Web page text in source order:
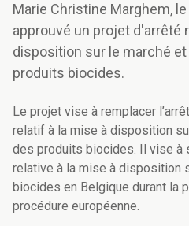
Marie Christine Marghem,
approuvé un projet d'arrêté
disposition sur le marché et
produits biocides.
Le projet vise à remplacer
relatif à la mise à disposition
des produits biocides. Il vise à
relative à la mise à disposition
biocides en Belgique durant la
procédure européenne.